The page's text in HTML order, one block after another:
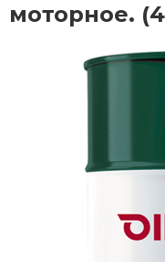
моторное.